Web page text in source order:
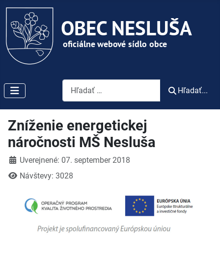
Vyhľadávanie
Hľadať...
Zníženie energetickej
náročnosti MŠ Nesluša
DetailyUverejnené: 07. september 2018
Návštevy: 3028